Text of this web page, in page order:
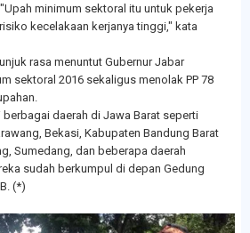
minimum sektoral itu untuk pekerja
kecelakaan kerjanya tinggi," kata
rasa menuntut Gubernur Jabar
sektoral 2016 sekaligus menolak PP 78
berbagai daerah di Jawa Barat seperti
Bekasi, Kabupaten Bandung Barat
Sumedang, dan beberapa daerah
sudah berkumpul di depan Gedung
(*)